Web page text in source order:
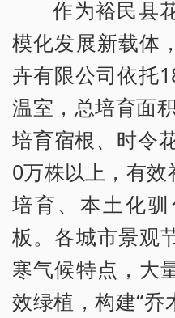
作为裕民县
模化发展新载体
卉有限公司依托
温室，总培育面
培育宿根、时令
0万株以上，有
培育、本土化
板。各城市景观
寒气候特点，大
效绿植，构建“乔